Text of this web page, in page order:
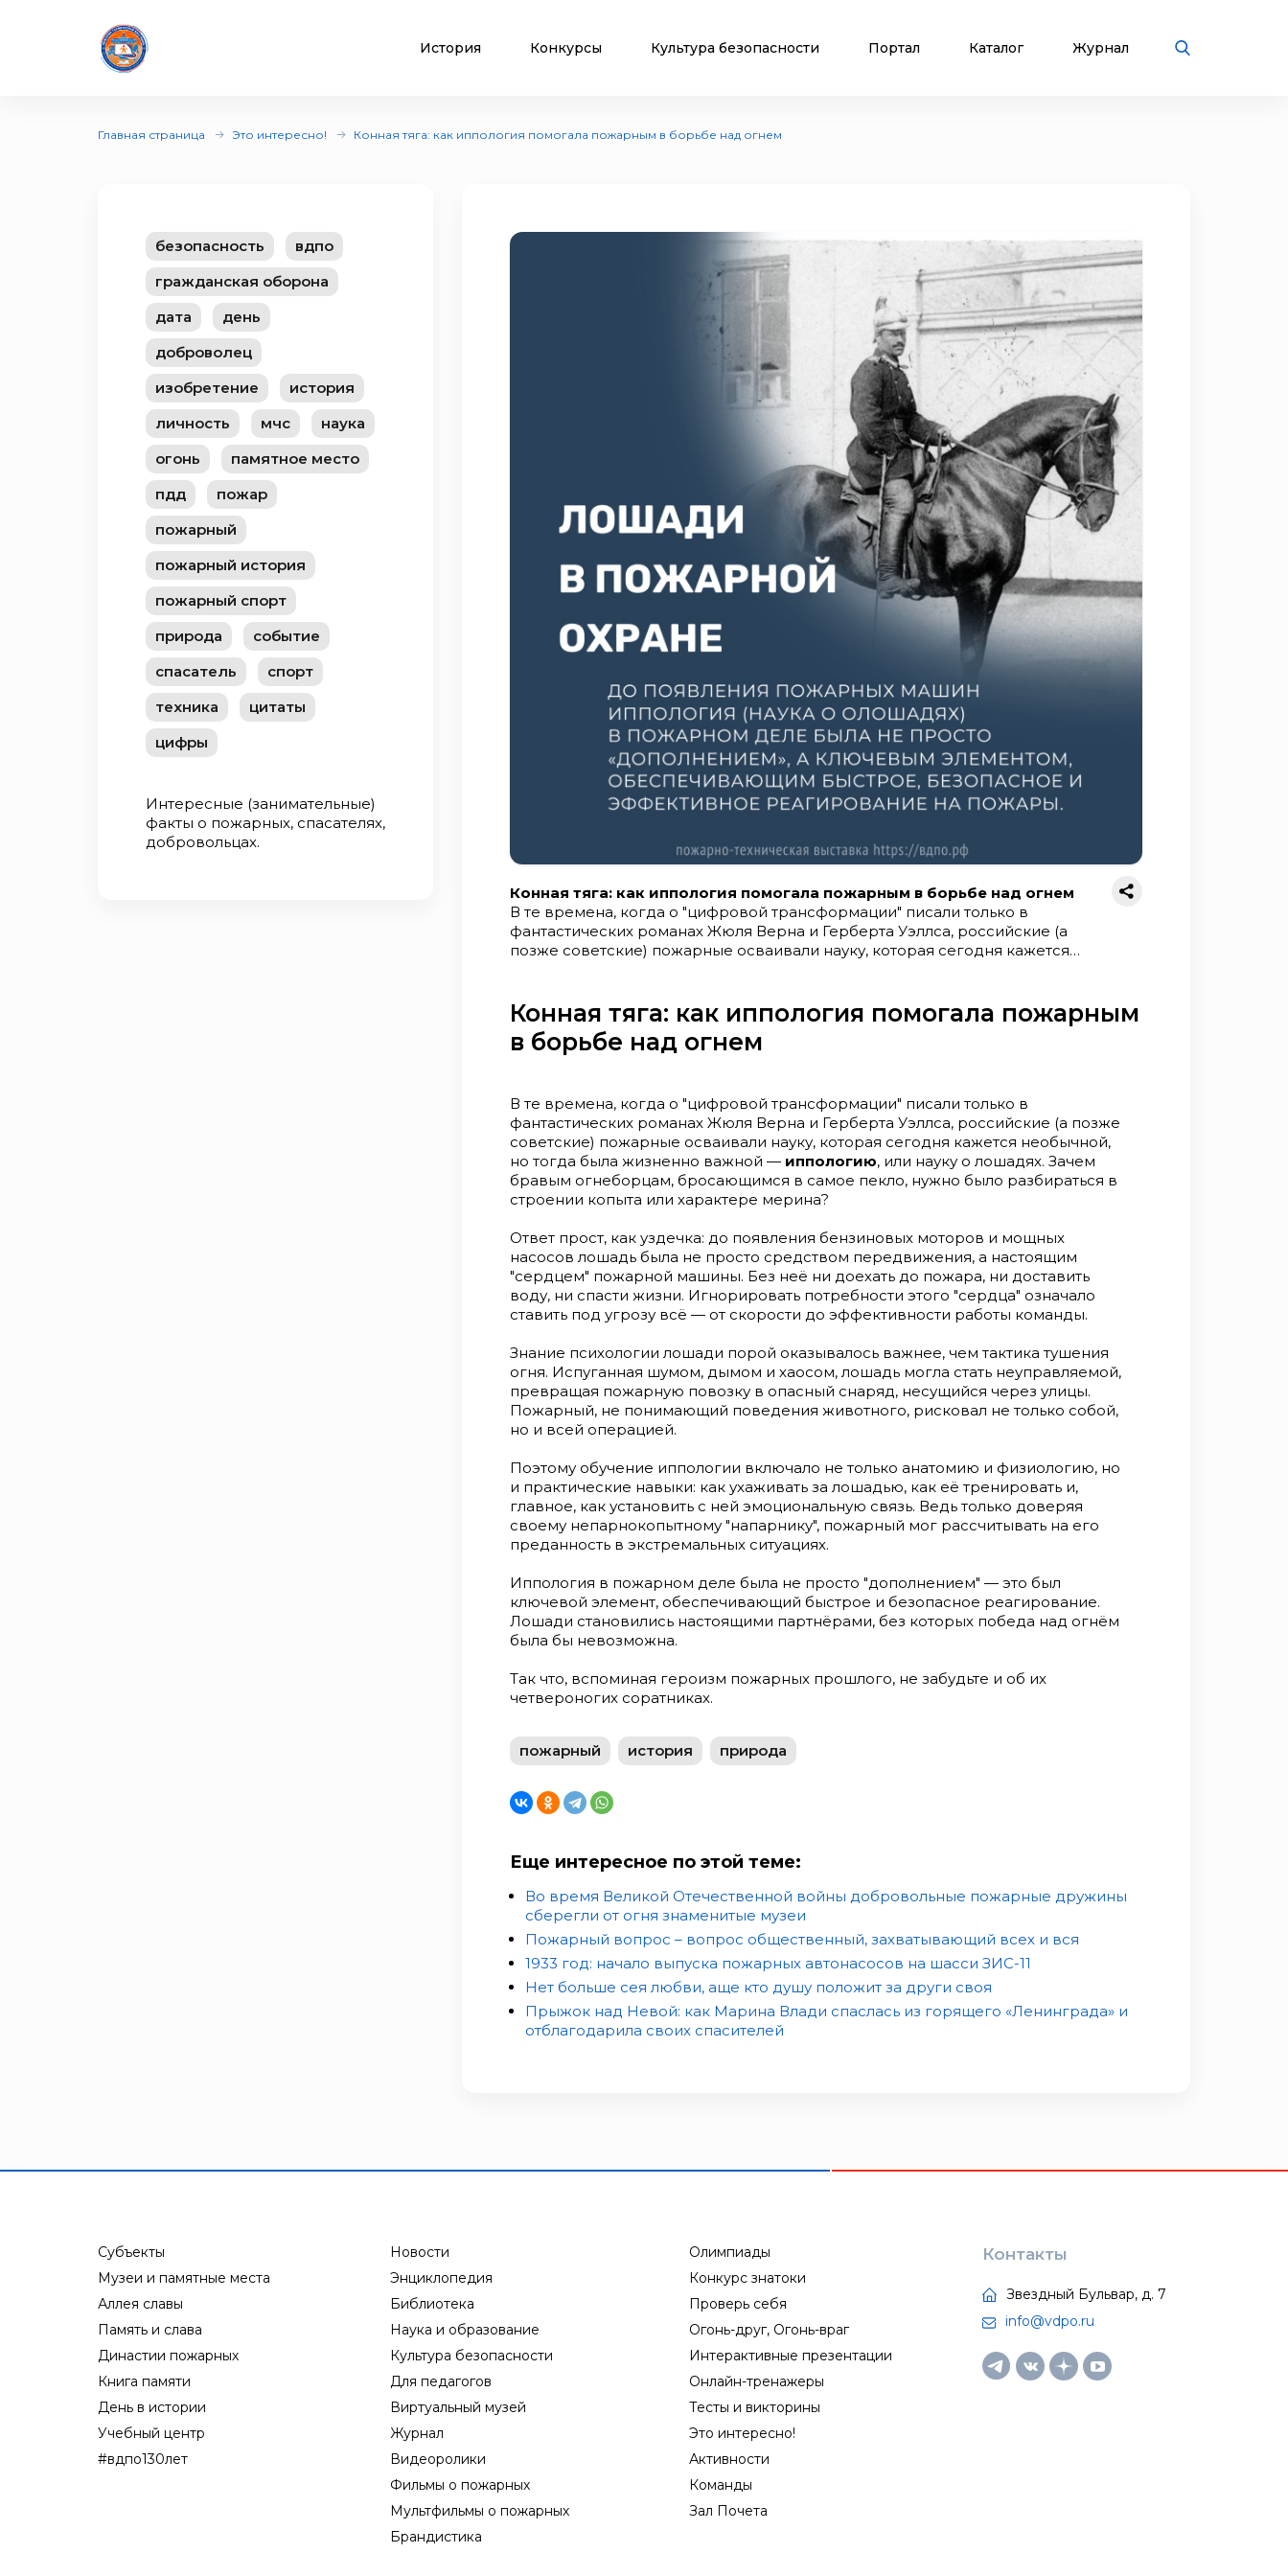
История Конкурсы Культура безопасности Портал Каталог Журнал
Главная страница Это интересно! Конная тяга: как иппология помогала пожарным в борьбе над огнем
безопасность
вдпо
гражданская оборона
дата
день
доброволец
изобретение
история
личность
мчс
наука
огонь
памятное место
пдд
пожар
пожарный
пожарный история
пожарный спорт
природа
событие
спасатель
спорт
техника
цитаты
цифры
Интересные (занимательные)
факты о пожарных, спасателях,
добровольцах.
Конная тяга: как иппология помогала пожарным в борьбе над огнем
В те времена, когда о "цифровой трансформации" писали только в
фантастических романах Жюля Верна и Герберта Уэллса, российские (а
позже советские) пожарные осваивали науку, которая сегодня кажется
было разбираться в строении копыта или характере мерина? Ответ прост,
как уздечка: до появления бензиновых моторов и мощных насосов лошадь
была не просто средством передвижения, а настоящим "сердцем"
под угрозу всё — от скорости до эффективности работы команды. Знание
психологии лошади порой оказывалось важнее, чем тактика тушения огня.
Испуганная шумом, дымом и хаосом, лошадь могла стать неуправляемой,
превращая пожарную повозку в опасный снаряд, несущийся через улицы.
Пожарный, не понимающий поведения животного, рисковал не только
собой, но и всей операцией. Поэтому обучение иппологии включало не
лошадью, как её тренировать и, главное, как установить с ней
эмоциональную связь. Ведь только доверяя своему непарнокопытному
"напарнику", пожарный мог рассчитывать на его преданность в
экстремальных ситуациях. Иппология в пожарном деле была не просто
"дополнением" — это был ключевой элемент, обеспечивающий быстрое и
без которых победа над огнём была бы невозможна. Так что, вспоминая
героизм пожарных прошлого, не забудьте и об их четвероногих соратниках.
Конная тяга: как иппология помогала пожарным
в борьбе над огнем
В те времена, когда о "цифровой трансформации" писали только в
фантастических романах Жюля Верна и Герберта Уэллса, российские (а позже
советские) пожарные осваивали науку, которая сегодня кажется необычной,
но тогда была жизненно важной — иппологию, или науку о лошадях. Зачем
бравым огнеборцам, бросающимся в самое пекло, нужно было разбираться в
строении копыта или характере мерина?
Ответ прост, как уздечка: до появления бензиновых моторов и мощных
насосов лошадь была не просто средством передвижения, а настоящим
"сердцем" пожарной машины. Без неё ни доехать до пожара, ни доставить
воду, ни спасти жизни. Игнорировать потребности этого "сердца" означало
ставить под угрозу всё — от скорости до эффективности работы команды.
Знание психологии лошади порой оказывалось важнее, чем тактика тушения
огня. Испуганная шумом, дымом и хаосом, лошадь могла стать неуправляемой,
превращая пожарную повозку в опасный снаряд, несущийся через улицы.
Пожарный, не понимающий поведения животного, рисковал не только собой,
но и всей операцией.
Поэтому обучение иппологии включало не только анатомию и физиологию, но
и практические навыки: как ухаживать за лошадью, как её тренировать и,
главное, как установить с ней эмоциональную связь. Ведь только доверяя
своему непарнокопытному "напарнику", пожарный мог рассчитывать на его
преданность в экстремальных ситуациях.
Иппология в пожарном деле была не просто "дополнением" — это был
ключевой элемент, обеспечивающий быстрое и безопасное реагирование.
Лошади становились настоящими партнёрами, без которых победа над огнём
была бы невозможна.
Так что, вспоминая героизм пожарных прошлого, не забудьте и об их
четвероногих соратниках.
пожарный история природа
Еще интересное по этой теме:
Во время Великой Отечественной войны добровольные пожарные дружины
сберегли от огня знаменитые музеи
Пожарный вопрос – вопрос общественный, захватывающий всех и вся
1933 год: начало выпуска пожарных автонасосов на шасси ЗИС-11
Нет больше сея любви, аще кто душу положит за други своя
Прыжок над Невой: как Марина Влади спаслась из горящего «Ленинграда» и
отблагодарила своих спасителей
Субъекты
Музеи и памятные места
Аллея славы
Память и слава
Династии пожарных
Книга памяти
День в истории
Учебный центр
#вдпо130лет
Новости
Энциклопедия
Библиотека
Наука и образование
Культура безопасности
Для педагогов
Виртуальный музей
Журнал
Видеоролики
Фильмы о пожарных
Мультфильмы о пожарных
Брандистика
Олимпиады
Конкурс знатоки
Проверь себя
Огонь-друг, Огонь-враг
Интерактивные презентации
Онлайн-тренажеры
Тесты и викторины
Это интересно!
Активности
Команды
Зал Почета
Контакты
Звездный Бульвар, д. 7
info@vdpo.ru